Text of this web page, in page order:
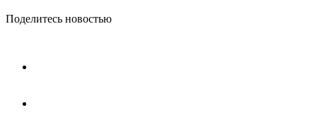
Поделитесь новостью